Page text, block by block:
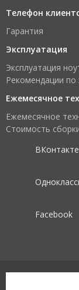
Телефон
Гарантия
Эксплуатация
Эксплуатация
Рекомендации по
Ежемесячное
Ежемесячное
Стоимость
ВКонтакте
Facebook